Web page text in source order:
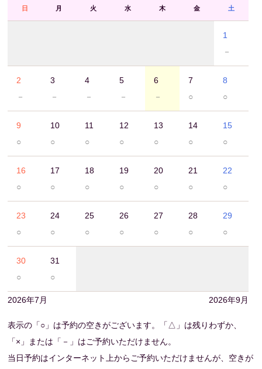
日 月 火 水 木 金 土
1
－
2
－
3
－
4
－
5
－
6
－
7
○
8
○
9
○
10
○
11
○
12
○
13
○
14
○
15
○
16
○
17
○
18
○
19
○
20
○
21
○
22
○
23
○
24
○
25
○
26
○
27
○
28
○
29
○
30
○
31
○
2026年7月 2026年9月
表示の「○」は予約の空きがございます。「△」は残りわずか、
「×」または「－」はご予約いただけません。
当日予約はインターネット上からご予約いただけませんが、空きが